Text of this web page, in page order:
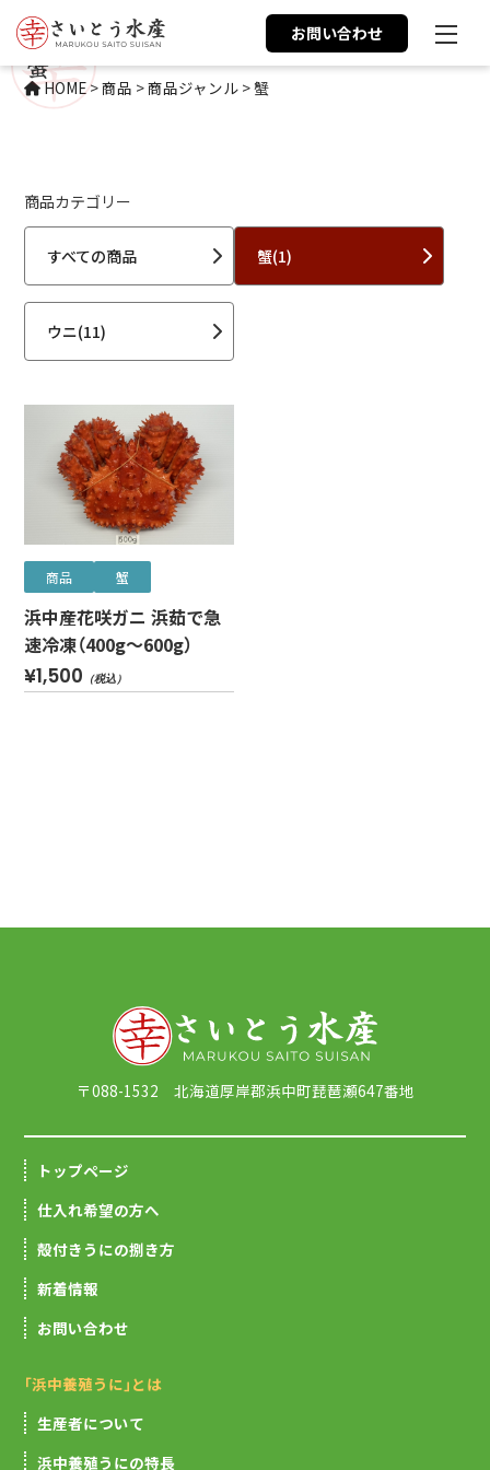
お問い合わせ
蟹
HOME>商品 >商品ジャンル >蟹
商品カテゴリー
すべての商品 蟹(1)
ウニ(11)
商品 蟹
浜中産花咲ガニ 浜茹で急
速冷凍（400g～600g）
¥1,500 （税込）
〒088-1532 北海道厚岸郡浜中町琵琶瀬647番地
トップページ
仕入れ希望の方へ
殻付きうにの捌き方
新着情報
お問い合わせ
｢浜中養殖うに｣とは
生産者について
浜中養殖うにの特長